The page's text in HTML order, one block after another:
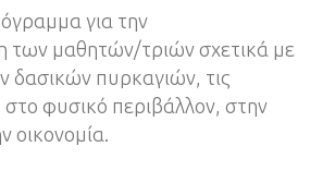
για την
των μαθητών/τριών σχετικά με
δασικών πυρκαγιών, τις
στο φυσικό περιβάλλον, στην
οικονομία.